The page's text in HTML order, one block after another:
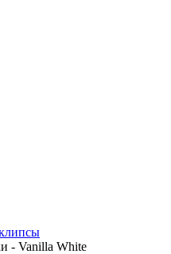
- Vanilla White